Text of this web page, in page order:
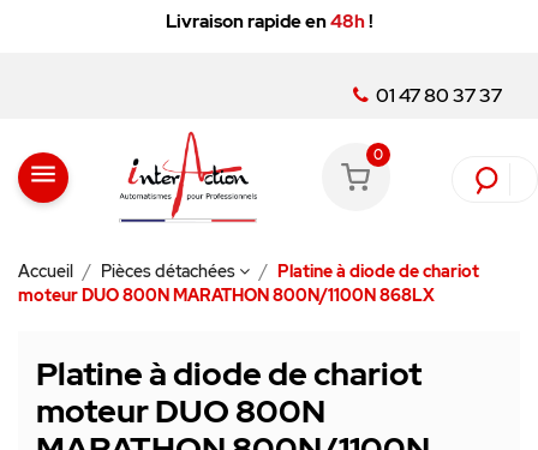
Livraison rapide en48h!
01 47 80 37 37
menu
0
Accueil Pièces détachées
Platine à diode de chariot
moteur DUO 800N MARATHON 800N/1100N 868LX
Platine à diode de chariot
moteur DUO 800N